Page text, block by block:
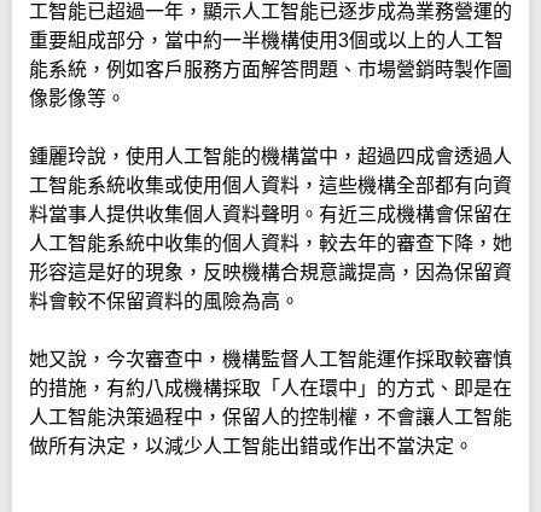
工智能已超過一年，顯示人工智能已逐步成為業務營運的
重要組成部分，當中約一半機構使用3個或以上的人工智
能系統，例如客戶服務方面解答問題、市場營銷時製作圖
像影像等。
鍾麗玲說，使用人工智能的機構當中，超過四成會透過人
工智能系統收集或使用個人資料，這些機構全部都有向資
料當事人提供收集個人資料聲明。有近三成機構會保留在
人工智能系統中收集的個人資料，較去年的審查下降，她
形容這是好的現象，反映機構合規意識提高，因為保留資
料會較不保留資料的風險為高。
她又說，今次審查中，機構監督人工智能運作採取較審慎
的措施，有約八成機構採取「人在環中」的方式、即是在
人工智能決策過程中，保留人的控制權，不會讓人工智能
做所有決定，以減少人工智能出錯或作出不當決定。